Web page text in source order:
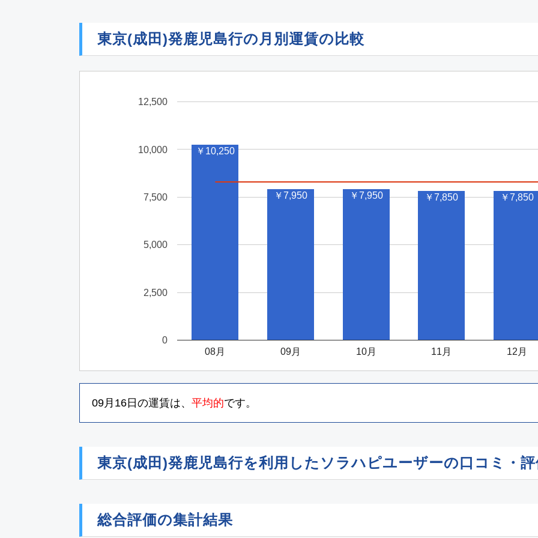
東京(成田)発鹿児島行の月別運賃の比較
08月 09月 10月 11月 12月
0
2,500
5,000
7,500
10,000
12,500
￥10,250
￥7,950 ￥7,950 ￥7,850 ￥7,850
09月16日 の運賃は、 平均的です。
東京(成田)発鹿児島行を利用したソラハピユーザーの口コミ・評
総合評価の集計結果